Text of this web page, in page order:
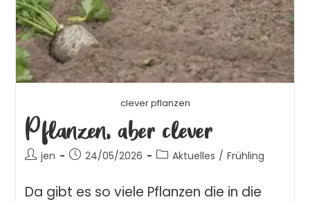
clever pflanzen
Pflanzen, aber clever
jen 24/05/2026 Aktuelles / Frühling
Da gibt es so viele Pflanzen die in die